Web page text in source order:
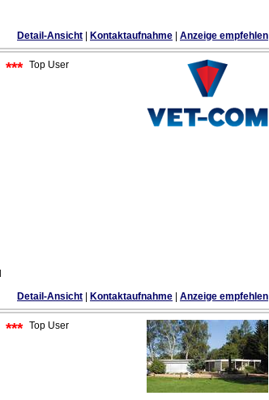
Detail-Ansicht
Kontaktaufnahme Anzeige empfehlen
*** Top User
Detail-Ansicht
Kontaktaufnahme Anzeige empfehlen
*** Top User